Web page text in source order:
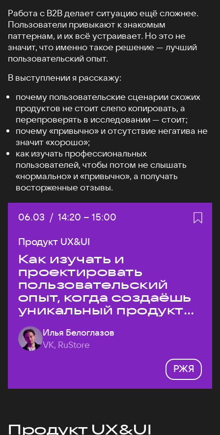
Работа с B2B делает ситуацию ещё сложнее.
Пользователи привыкают к знакомым
паттернам, и их всё устраивает. Но это не
значит, что именно такое решение — лучший
пользовательский опыт.
В выступлении я расскажу:
почему пользовательские сценарии схожих
продуктов не стоит слепо копировать, а
перепроверять в исследовании — стоит;
почему «привычно» и отсутствие негатива не
значит «хорошо»;
как изучать профессиональных
пользователей, чтобы потом не слышать
«нормально» и «привычно», а получать
восторженные отзывы.
Дата:
06.03 / Начало:
14:20 – Конец:
15:00
Продукт UX&UI
Как изучать и
проектировать
пользовательский
опыт, когда создаёшь
уникальный продукт
на рынке?
Илья Белоглазов
VK, RuStore
РЖЯ
Продукт UX&UI